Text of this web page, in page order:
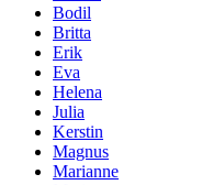
Bodil
Britta
Erik
Eva
Helena
Julia
Kerstin
Magnus
Marianne